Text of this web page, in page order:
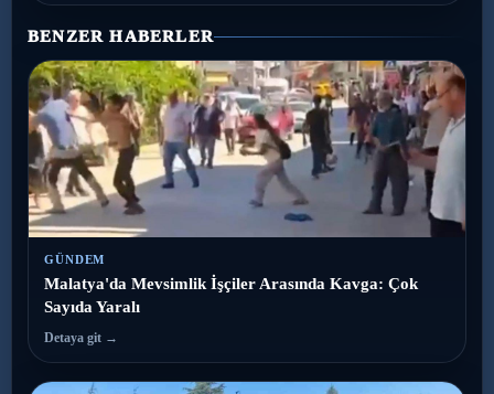
BENZER HABERLER
GÜNDEM
Malatya'da Mevsimlik İşçiler Arasında Kavga: Çok
Sayıda Yaralı
Detaya git →